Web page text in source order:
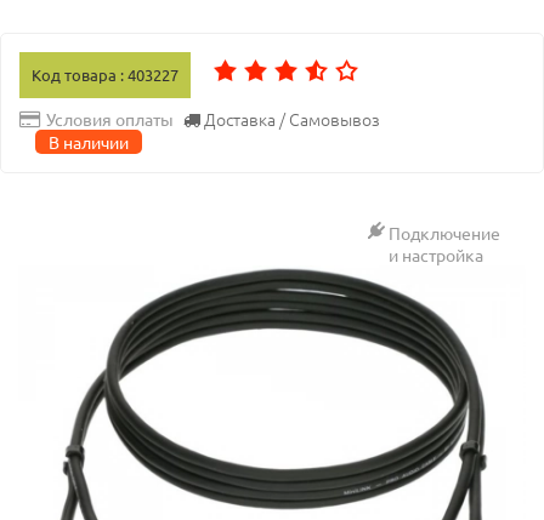
Код товара : 403227
Условия оплаты Доставка / Самовывоз
В наличии
Подключение
и настройка